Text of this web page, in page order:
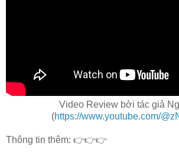
Video Review bởi tác giả
(https://www.youtube.com/
Thông tin thêm: 👉👉👉